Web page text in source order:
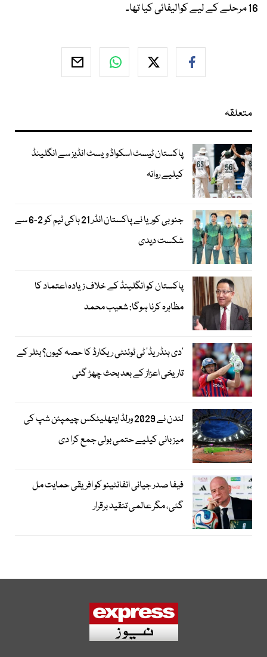
16 مرحلے کے لیے کوالیفائی کیا تھا۔
متعلقہ
پاکستان ٹیسٹ اسکواڈ ویسٹ انڈیز سے انگلینڈ
کیلیے روانہ
جنوبی کوریا نے پاکستان انڈر 21 ہاکی ٹیم کو 2-6 سے
شکست دیدی
پاکستان کو انگلینڈ کے خلاف زیادہ اعتماد کا
مظاہرہ کرنا ہوگا: شعیب محمد
’دی ہنڈریڈ‘ ٹی ٹوئنٹی ریکارڈ کا حصہ کیوں؟ بٹلر کے
تاریخی اعزاز کے بعد بحث چھڑ گئی
لندن نے 2029 ورلڈ ایتھلیٹکس چیمپئن شپ کی
میزبانی کیلیے حتمی بولی جمع کرا دی
فیفا صدر جیانی انفانٹینو کو افریقی حمایت مل
گئی، مگر عالمی تنقید برقرار